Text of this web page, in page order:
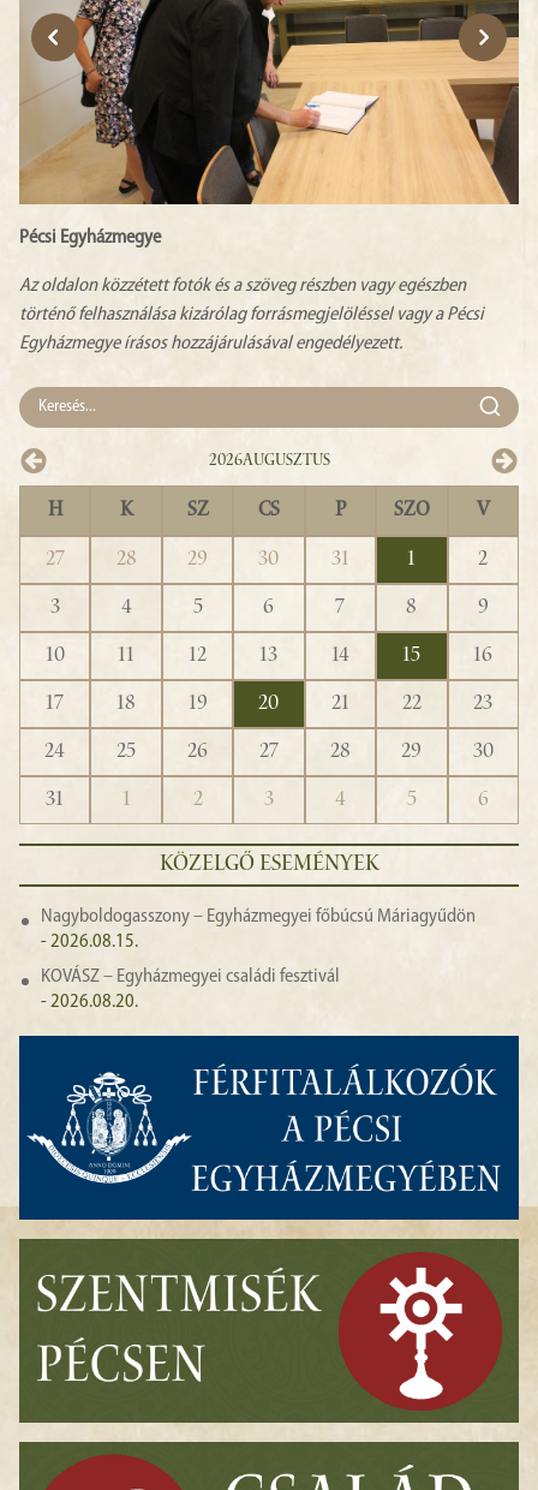
Pécsi Egyházmegye
Az oldalon közzétett fotók és a szöveg részben vagy egészben
történő felhasználása kizárólag forrásmegjelöléssel vagy a Pécsi
Egyházmegye írásos hozzájárulásával engedélyezett.
2026Augusztus
H K SZ CS P SZO V
27 28 29 30 31 1
2
3
4 5 6 7 8
9
10
11 12 13 14 15
16
17
18 19 20 21 22
23
24
25 26 27 28 29
30
31
1 2 3 4 5 6
KÖZELGŐ ESEMÉNYEK
Nagyboldogasszony – Egyházmegyei főbúcsú Máriagyűdön
- 2026.08.15.
KOVÁSZ – Egyházmegyei családi fesztivál
- 2026.08.20.